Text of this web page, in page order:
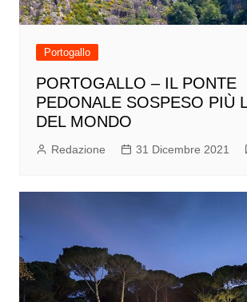
Portogallo
PORTOGALLO – IL PONTE
PEDONALE SOSPESO PIÙ
DEL MONDO
Redazione 31 Dicembre 2021